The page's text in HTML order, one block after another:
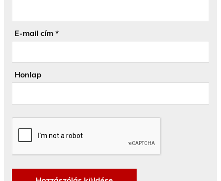
E-mail cím *
Honlap